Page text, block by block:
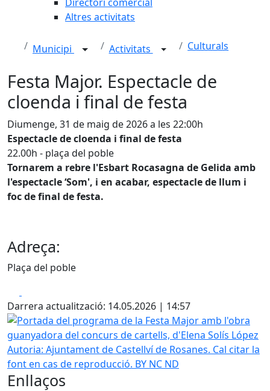
Altres activitats
Municipi Activitats Culturals
Festa Major. Espectacle de
cloenda i final de festa
Diumenge, 31 de maig de 2026 a les 22:00h
Espectacle de cloenda i final de festa
22.00h - plaça del poble
Tornarem a rebre l'Esbart Rocasagna de Gelida amb
l'espectacle ‘Som', i en acabar, espectacle de llum i
foc de final de festa.
Adreça:
Plaça del poble
Darrera actualització: 14.05.2026 | 14:57
Portada del programa de la Festa Major amb l'obra
Autoria: Ajuntament de Castellví de Rosanes. Cal citar la
font en cas de reproducció. BY NC ND
Enllaços